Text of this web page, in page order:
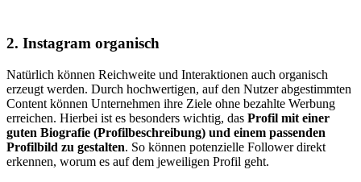
2. Instagram organisch
Natürlich können Reichweite und Interaktionen auch organisch
erzeugt werden. Durch hochwertigen, auf den Nutzer abgestimmten
Content können Unternehmen ihre Ziele ohne bezahlte Werbung
erreichen. Hierbei ist es besonders wichtig, das Profil mit einer
guten Biografie (Profilbeschreibung) und einem passenden
Profilbild zu gestalten. So können potenzielle Follower direkt
erkennen, worum es auf dem jeweiligen Profil geht.